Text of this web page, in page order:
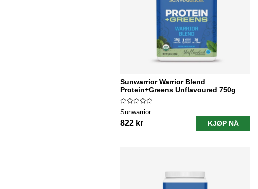
Sunwarrior Warrior Blend
Protein+Greens Unflavoured 750g
Sunwarrior
822 kr KJØP NÅ